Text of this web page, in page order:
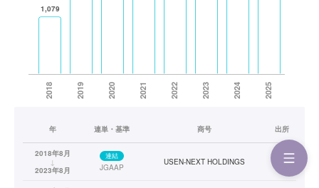
年 連単・基準 商号 出所
2018年8月
↓
2023年8月
連結
JGAAP
USEN-NEXT HOLDINGS —